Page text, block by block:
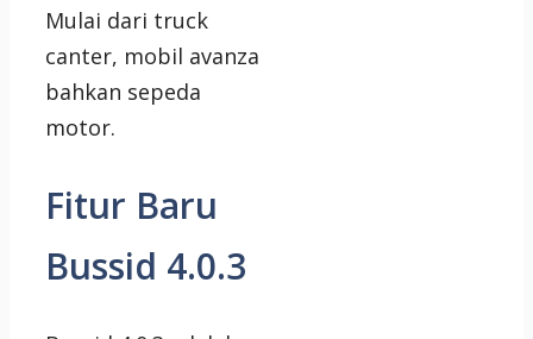
Mulai dari truck
canter, mobil avanza
bahkan sepeda
motor.
Fitur Baru
Bussid 4.0.3